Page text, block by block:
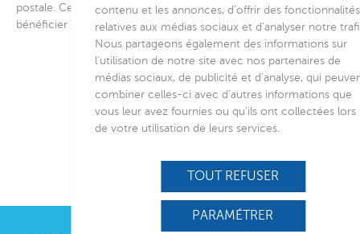
postale. Ce reçu est à joindre à votre déclaration fiscale pour
bénéficier de cette réduction d’impôt.
contenu et les annonces, d’offrir des fonctionnalités
relatives aux médias sociaux et d’analyser notre
Nous partageons également des informations sur
l’utilisation de notre site avec nos partenaires de
médias sociaux, de publicité et d’analyse, qui
combiner celles-ci avec d’autres informations que
vous leur avez fournies ou qu’ils ont collectées lors
de votre utilisation de leurs services.
TOUT REFUSER
PARAMÉTRER